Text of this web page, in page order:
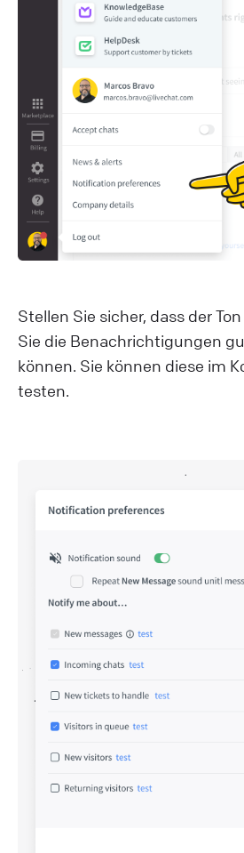
Stellen Sie sicher, dass der
Sie die Benachrichtigungen
können. Sie können diese im
testen.